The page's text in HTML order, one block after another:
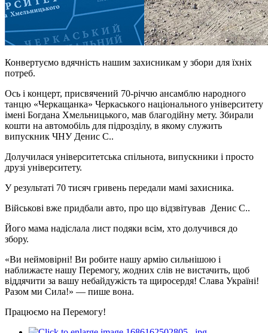
Конвертуємо вдячність нашим захисникам у збори для їхніх
потреб.
Ось і концерт, присвячений 70-річчю ансамблю народного
танцю «Черкащанка» Черкаського національного університету
імені Богдана Хмельницького, мав благодійну мету. Збирали
кошти на автомобіль для підрозділу, в якому служить
випускник ЧНУ Денис С..
Долучилася університетська спільнота, випускники і просто
друзі університету.
У результаті 70 тисяч гривень передали мамі захисника.
Військові вже придбали авто, про що відзвітував Денис С..
Його мама надіслала лист подяки всім, хто долучився до
збору.
«Ви неймовірні! Ви робите нашу армію сильнішою і
наближаєте нашу Перемогу, жодних слів не вистачить, щоб
віддячити за вашу небайдужість та щиросердя! Слава Україні!
Разом ми Сила!» — пише вона.
Працюємо на Перемогу!